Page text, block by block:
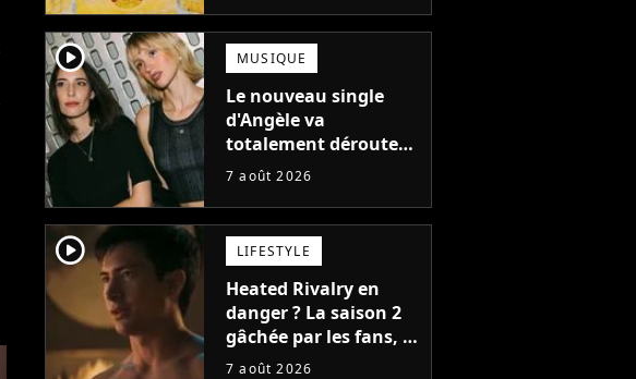
ruiner les revendeurs
player2 MUSIQUE
Le nouveau single
d'Angèle va
totalement dérouter
le public, et c'est une
7 août 2026
player2 LIFESTYLE
Heated Rivalry en
danger ? La saison 2
gâchée par les fans, le
créateur pousse un
7 août 2026